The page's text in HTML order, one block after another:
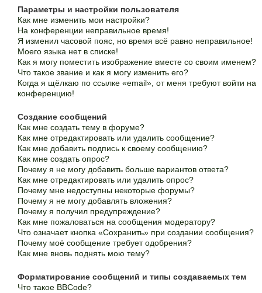
Параметры и настройки пользователя
Как мне изменить мои настройки?
На конференции неправильное время!
Я изменил часовой пояс, но время всё равно неправильное!
Моего языка нет в списке!
Как я могу поместить изображение вместе со своим именем?
Что такое звание и как я могу изменить его?
Когда я щёлкаю по ссылке «email», от меня требуют войти на
конференцию!
Создание сообщений
Как мне создать тему в форуме?
Как мне отредактировать или удалить сообщение?
Как мне добавить подпись к своему сообщению?
Как мне создать опрос?
Почему я не могу добавить больше вариантов ответа?
Как мне отредактировать или удалить опрос?
Почему мне недоступны некоторые форумы?
Почему я не могу добавлять вложения?
Почему я получил предупреждение?
Как мне пожаловаться на сообщения модератору?
Что означает кнопка «Сохранить» при создании сообщения?
Почему моё сообщение требует одобрения?
Как мне вновь поднять мою тему?
Форматирование сообщений и типы создаваемых тем
Что такое BBCode?